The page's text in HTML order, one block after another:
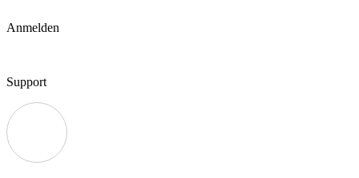
Anmelden
Support